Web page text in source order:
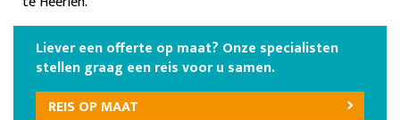
Liever een offerte op maat? Onze specialisten
stellen graag een reis voor u samen.
REIS OP MAAT